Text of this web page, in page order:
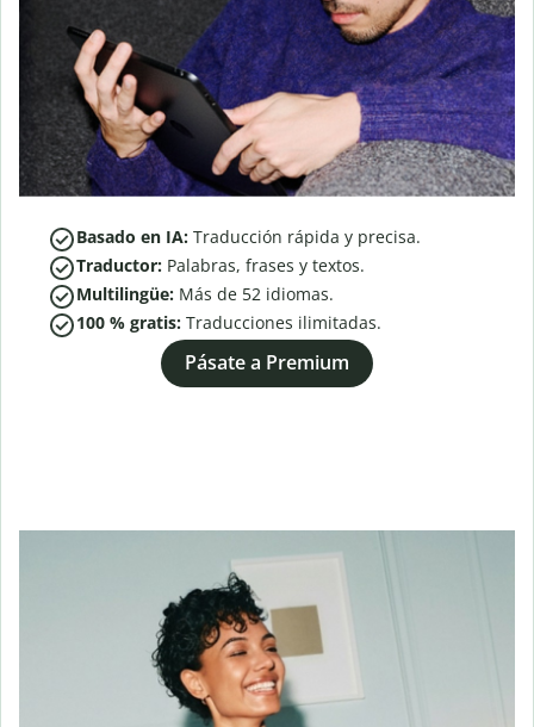
Basado en IA: Traducción rápida y precisa.
Traductor: Palabras, frases y textos.
Multilingüe: Más de 52 idiomas.
100 % gratis: Traducciones ilimitadas.
Pásate a Premium